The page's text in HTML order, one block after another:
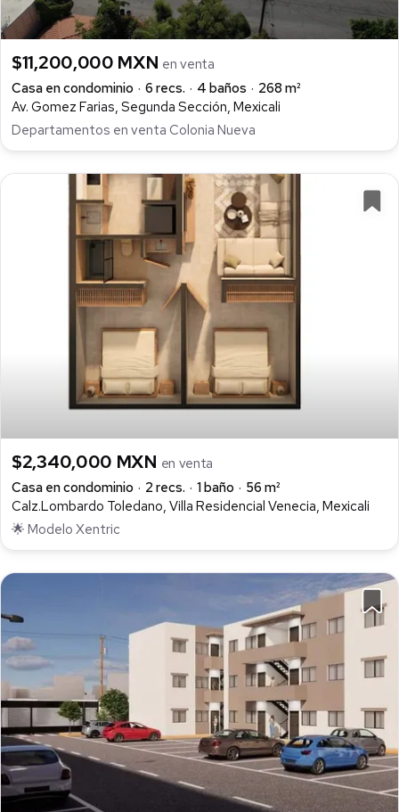
$11,200,000 MXN en venta
Casa en condominio
6 recs. 4 baños
268 m²
Av. Gomez Farias, Segunda Sección, Mexicali
Departamentos en venta Colonia Nueva
$2,340,000 MXN en venta
Casa en condominio
2 recs. 1 baño
56 m²
Calz.Lombardo Toledano, Villa Residencial Venecia, Mexicali
🌟 Modelo Xentric